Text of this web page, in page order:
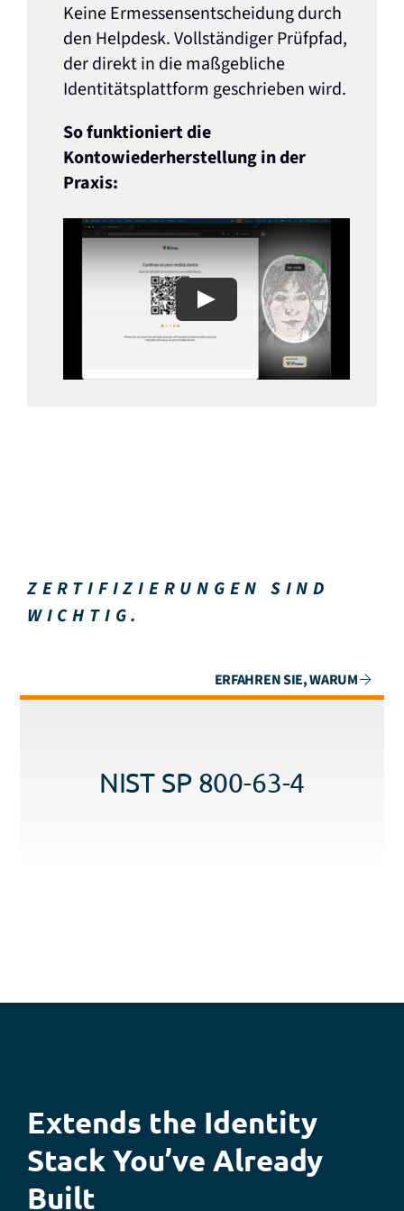
Keine Ermessensentscheidung durch
den Helpdesk. Vollständiger Prüfpfad,
der direkt in die maßgebliche
Identitätsplattform geschrieben wird.
So funktioniert die
Kontowiederherstellung in der
Praxis:
ZERTIFIZIERUNGEN SIND
WICHTIG.
ERFAHREN SIE, WARUM
NIST SP 800-63-4
Mitigation Provider
Extends the Identity
Stack You’ve Already
Built